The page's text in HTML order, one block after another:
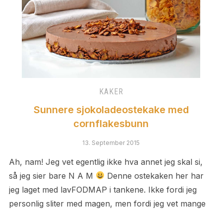
KAKER
Sunnere sjokoladeostekake med
cornflakesbunn
13. September 2015
Ah, nam! Jeg vet egentlig ikke hva annet jeg skal si,
så jeg sier bare N A M
Denne ostekaken her har
jeg laget med lavFODMAP i tankene. Ikke fordi jeg
personlig sliter med magen, men fordi jeg vet mange